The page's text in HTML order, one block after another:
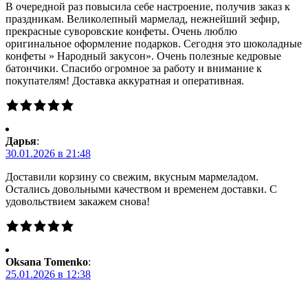
В очередной раз повысила себе настроение, получив заказ к
праздникам. Великолепный мармелад, нежнейший зефир,
прекрасные суворовские конфеты. Очень люблю
оригинальное оформление подарков. Сегодня это шоколадные
конфеты » Народный закусон». Очень полезные кедровые
батончики. Спасибо огромное за работу и внимание к
покупателям! Доставка аккуратная и оперативная.
Дарья:
30.01.2026 в 21:48
Доставили корзину со свежим, вкусным мармеладом.
Остались довольными качеством и временем доставки. С
удовольствием закажем снова!
Oksana Tomenko:
25.01.2026 в 12:38